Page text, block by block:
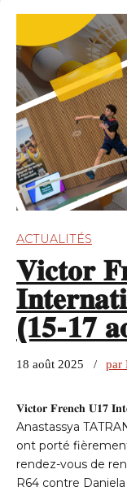
ACTUALITÉS
𝐕𝐢𝐜𝐭𝐨𝐫
(𝟏𝟓-𝟏𝟕
18 août 2025 par
𝐕𝐢𝐜𝐭𝐨𝐫 𝐅𝐫𝐞𝐧𝐜𝐡 𝐔𝟏𝟕
Anastassya
ont porté
rendez-vous de
R64 contre